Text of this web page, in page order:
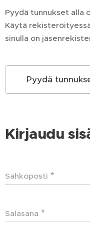
Pyydä tunnukset alla
Käytä
sinulla on
Pyydä
Kirjaudu
Sähköposti
Salasana